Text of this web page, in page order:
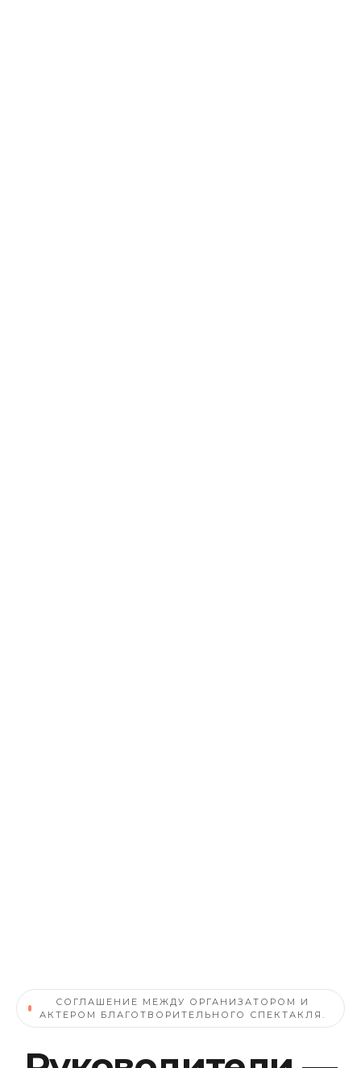
СОГЛАШЕНИЕ МЕЖДУ ОРГАНИЗАТОРОМ И
АКТЕРОМ БЛАГОТВОРИТЕЛЬНОГО СПЕКТАКЛЯ.